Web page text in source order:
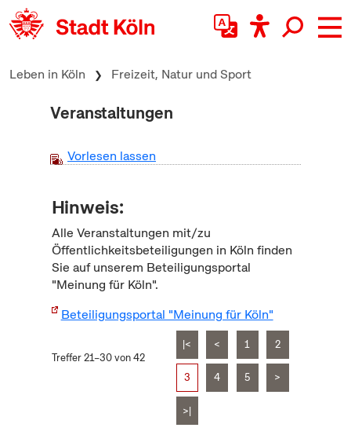
zum Inhalt springen
Leben in Köln Freizeit, Natur und Sport
Veranstaltungen
Vorlesen lassen
Hinweis:
Alle Veranstaltungen mit/zu
Öffentlichkeitsbeteiligungen in Köln finden
Sie auf unserem Beteiligungsportal
"Meinung für Köln".
Beteiligungsportal "Meinung für Köln"
Treffer 21–30 von 42
|< < 1 2
3 4 5 >
>|